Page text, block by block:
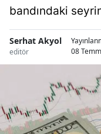
bandındaki
Serhat Akyol
editör
08